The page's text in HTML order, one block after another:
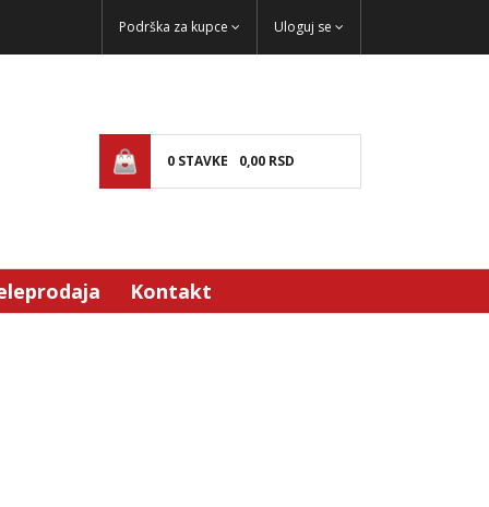
Podrška za kupce Uloguj se
0 STAVKE 0,00 RSD
Kontakt